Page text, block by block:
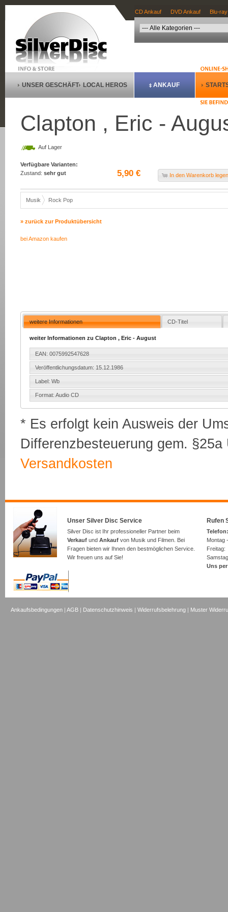
CD Ankauf DVD Ankauf Blu-
UNSER GESCHÄFT LOCAL HEROS ANKAUF
Clapton , Eric -
Auf Lager
Verfügbare Varianten:
Zustand: sehr gut 5,90 € In den Warenkorb
Musik Rock Pop
» zurück zur Produktübersicht
bei Amazon kaufen
weitere Informationen CD-Titel
weiter Informationen zu Clapton , Eric - August
EAN: 0075992547628
Veröffentlichungsdatum: 15.12.1986
Label: Wb
Format: Audio CD
* Es erfolgt kein Ausweis der
Differenzbesteuerung gem.
Versandkosten
Unser Silver Disc Service
Silver Disc ist Ihr professioneller Partner beim
Verkauf und Ankauf von Musik und Filmen. Bei
Fragen bieten wir Ihnen den bestmöglichen Service.
Wir freuen uns auf Sie!
Rufen
Montag
Uns
Ankaufsbedingungen |AGB | Datenschutzhinweis |Widerrufsbelehrung | Muster